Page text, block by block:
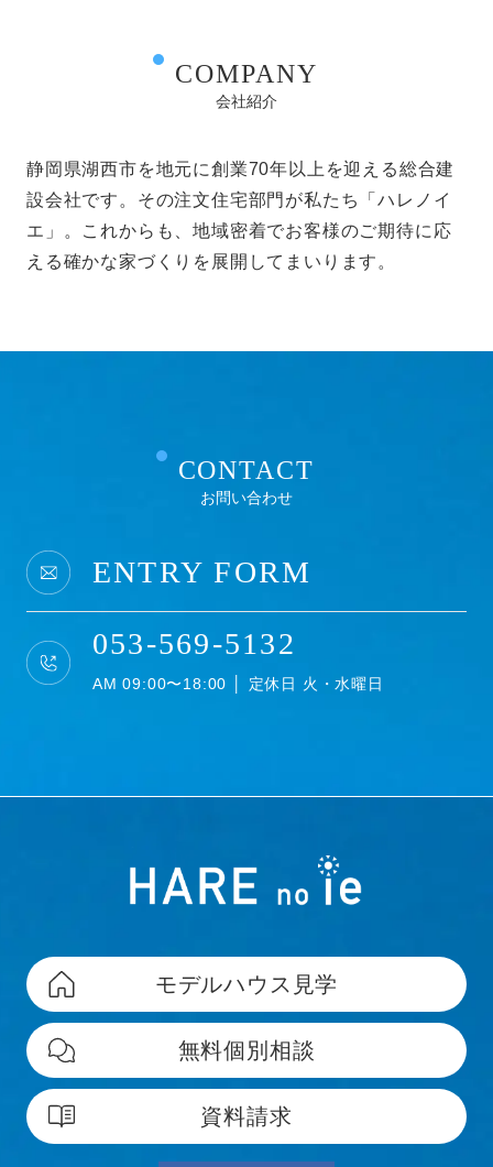
理者が厳重に管理し、漏えい、不正流用、改ざん等
の防止に適切な対策を講じます。
当社が信頼に足ると判断した委託先に個人情報を委
社の利用目的達成のために必要な範囲内に限りま
す。
利用目的に関し保存の必要のなくなった個人情報に
ついては、確実に、かつ、速やかに消去します。
め、また、当社ウェブサイトで発生した問題を解決
クッキー（Cookie）について
ため、ウェブサーバよりお客様のコンピュータにク
ッキー（cookie）と呼ばれる小規模のデータを送付
し、ハードディスクに記憶することがあります。ブ
ラウザの設定でクッキーの受け取りを拒否すること
ができますが、それによりウェブサイトのご利用が
正常にできない場合がありますのでご注意下さい。
広告を配信することがあります。Google広告また
ページにアクセスして、Googleを含む第三者配信事
業者による Cookieの使用を無効にできます。
当社ホームページの内容、テキスト、画像等の無断
転載・無断使用を固く禁じます。
当社のホームページ上の文書（商品画像情報等含
む）に関する著作権は、特別の記載がない限り、す
べて当社ならびにサイト制作会社に帰属します。本
COMPANY
会社紹介
静岡県湖西市を地元に創業70年以上を迎える総合建
設会社です。その注文住宅部門が私たち「ハレノイ
エ」。これからも、地域密着でお客様のご期待に応
える確かな家づくりを展開してまいります。
CONTACT
お問い合わせ
ENTRY FORM
053-569-5132
AM 09:00〜18:00 │ 定休日 火・水曜日
モデルハウス見学
無料個別相談
資料請求